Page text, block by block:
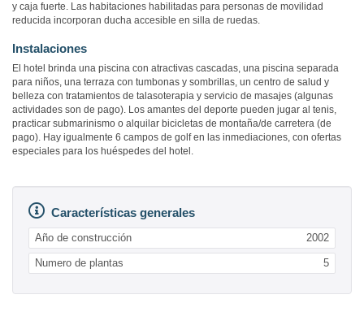
y caja fuerte. Las habitaciones habilitadas para personas de movilidad
reducida incorporan ducha accesible en silla de ruedas.
Instalaciones
El hotel brinda una piscina con atractivas cascadas, una piscina separada
para niños, una terraza con tumbonas y sombrillas, un centro de salud y
belleza con tratamientos de talasoterapia y servicio de masajes (algunas
actividades son de pago). Los amantes del deporte pueden jugar al tenis,
practicar submarinismo o alquilar bicicletas de montaña/de carretera (de
pago). Hay igualmente 6 campos de golf en las inmediaciones, con ofertas
especiales para los huéspedes del hotel.
Características generales
Año de construcción 2002
Numero de plantas 5